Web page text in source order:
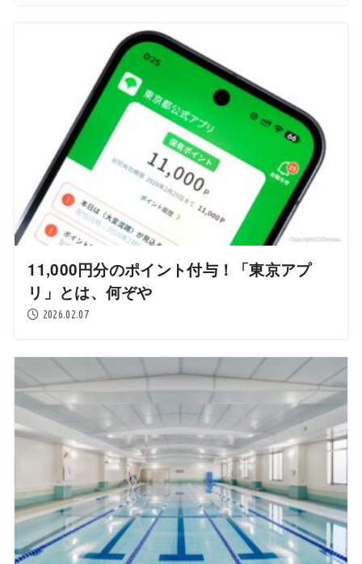
11,000円分のポイント付与！「東京アプ
リ」とは、何ぞや
2026.02.07